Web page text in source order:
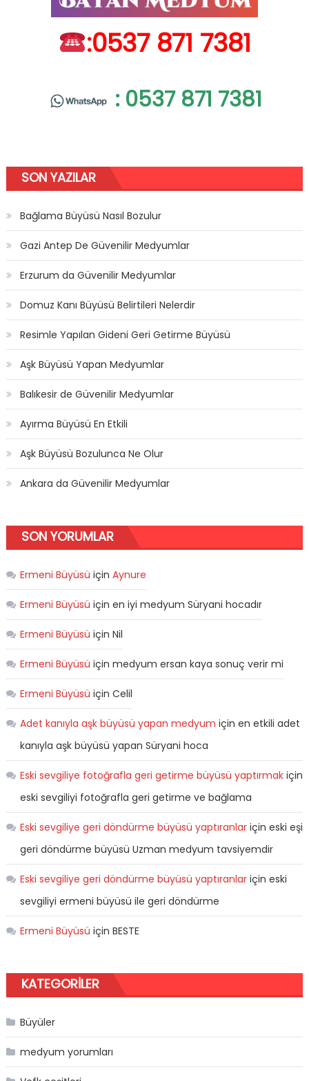
:0537 871 7381
: 0537 871 7381
SON YAZILAR
Bağlama Büyüsü Nasıl Bozulur
Gazi Antep De Güvenilir Medyumlar
Erzurum da Güvenilir Medyumlar
Domuz Kanı Büyüsü Belirtileri Nelerdir
Resimle Yapılan Gideni Geri Getirme Büyüsü
Aşk Büyüsü Yapan Medyumlar
Balıkesir de Güvenilir Medyumlar
Ayırma Büyüsü En Etkili
Aşk Büyüsü Bozulunca Ne Olur
Ankara da Güvenilir Medyumlar
SON YORUMLAR
Ermeni Büyüsü için Aynure
Ermeni Büyüsü için en iyi medyum Süryani hocadır
Ermeni Büyüsü için Nil
Ermeni Büyüsü için medyum ersan kaya sonuç verir mi
Ermeni Büyüsü için Celil
Adet kanıyla aşk büyüsü yapan medyum için en etkili adet
kanıyla aşk büyüsü yapan Süryani hoca
Eski sevgiliye fotoğrafla geri getirme büyüsü yaptırmakiçin
eski sevgiliyi fotoğrafla geri getirme ve bağlama
Eski sevgiliye geri döndürme büyüsü yaptıranlariçin eski eşi
geri döndürme büyüsü Uzman medyum tavsiyemdir
Eski sevgiliye geri döndürme büyüsü yaptıranlariçin eski
sevgiliyi ermeni büyüsü ile geri döndürme
Ermeni Büyüsü için BESTE
KATEGORILER
Büyüler
medyum yorumları